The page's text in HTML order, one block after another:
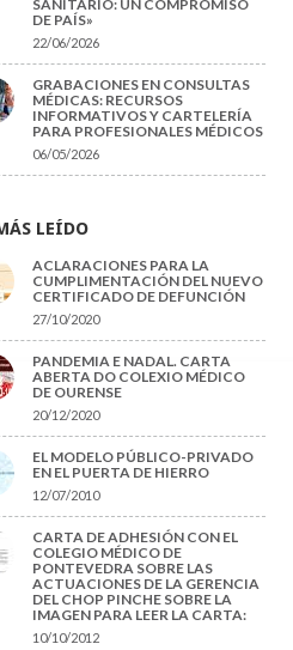
SANITARIO: UN COMPROMISO
DE PAÍS»
22/06/2026
GRABACIONES EN CONSULTAS
MÉDICAS: RECURSOS
INFORMATIVOS Y CARTELERÍA
PARA PROFESIONALES MÉDICOS
06/05/2026
LEÍDO
ACLARACIONES PARA LA
CUMPLIMENTACIÓN DEL NUEVO
CERTIFICADO DE DEFUNCIÓN
27/10/2020
PANDEMIA E NADAL. CARTA
ABERTA DO COLEXIO MÉDICO
DE OURENSE
20/12/2020
EL MODELO PÚBLICO-PRIVADO
EN EL PUERTA DE HIERRO
12/07/2010
CARTA DE ADHESIÓN CON EL
COLEGIO MÉDICO DE
PONTEVEDRA SOBRE LAS
ACTUACIONES DE LA GERENCIA
DEL CHOP PINCHE SOBRE LA
IMAGEN PARA LEER LA CARTA:
10/10/2012